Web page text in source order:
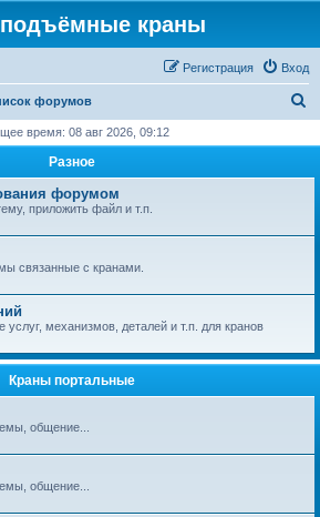
краны
Вход
Регистрация
форумов
с
время: 08 авг 2026, 09:12
Разное
форумом
приложить файл и т.п.
связанные с кранами.
услуг, механизмов, деталей и т.п. для кранов
Краны портальные
общение...
общение...